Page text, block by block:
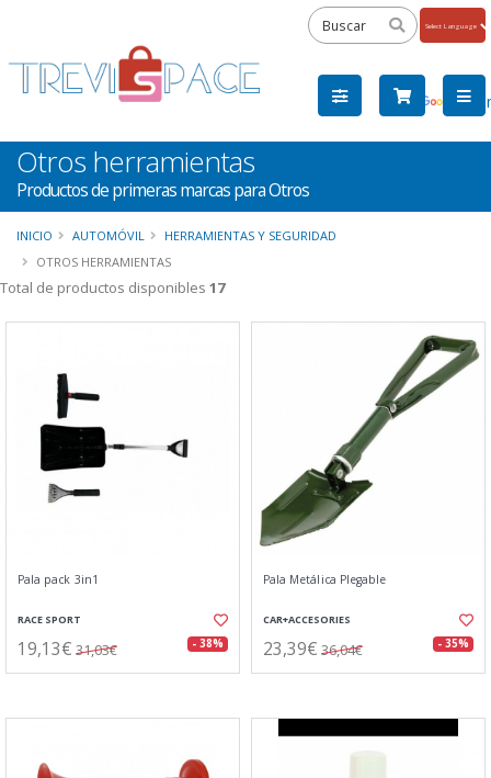
by
Otros herramientas
Productos de primeras marcas para Otros
INICIO AUTOMÓVIL
HERRAMIENTAS Y SEGURIDAD
OTROS HERRAMIENTAS
Total de productos disponibles 17
Pala pack 3in1
RACE SPORT
19,13€ 31,03€ - 38%
Pala Metálica Plegable
CAR+ACCESORIES
23,39€ 36,04€ - 35%